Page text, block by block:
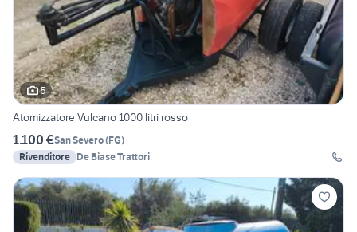
5
Atomizzatore Vulcano 1000 litri rosso
1.100 €San Severo(FG)
Rivenditore De Biase Trattori